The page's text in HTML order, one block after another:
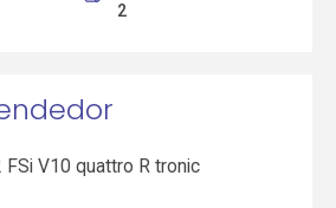
2
FSi V10 quattro R tronic